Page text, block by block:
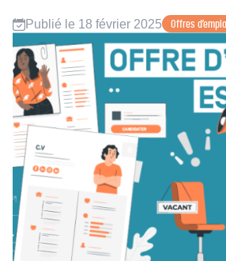
Publié le 18 février 2025 Offres